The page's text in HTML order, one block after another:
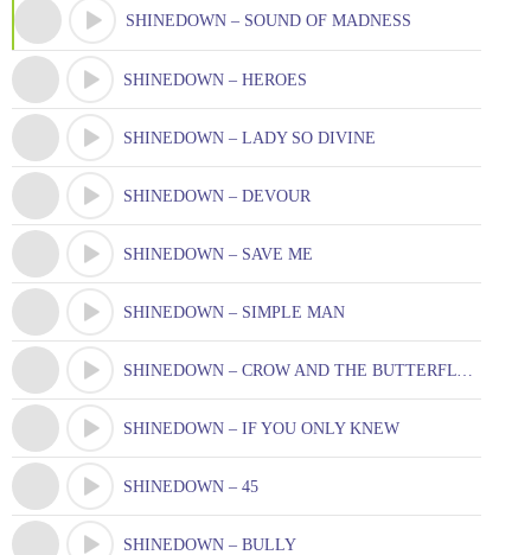
SHINEDOWN – SOUND OF MADNESS
SHINEDOWN – HEROES
SHINEDOWN – LADY SO DIVINE
SHINEDOWN – DEVOUR
SHINEDOWN – SAVE ME
SHINEDOWN – SIMPLE MAN
SHINEDOWN – CROW AND THE BUTTERFLY, THE
SHINEDOWN – IF YOU ONLY KNEW
SHINEDOWN – 45
SHINEDOWN – BULLY